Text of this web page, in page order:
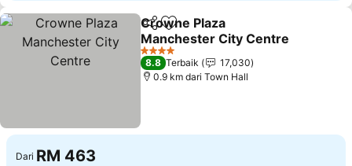
KongsiTambah ke favorit
Crowne Plaza
Manchester City Centre
Lihat harga
4 Bintang
8.8 Terbaik
17,030
0.9 km dari Town Hall
Dari RM 463